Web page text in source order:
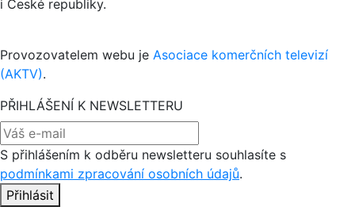
i České republiky.
Provozovatelem webu je Asociace komerčních televizí
(AKTV).
PŘIHLÁŠENÍ K NEWSLETTERU
S přihlášením k odběru newsletteru souhlasíte s
podmínkami zpracování osobních údajů.
Přihlásit